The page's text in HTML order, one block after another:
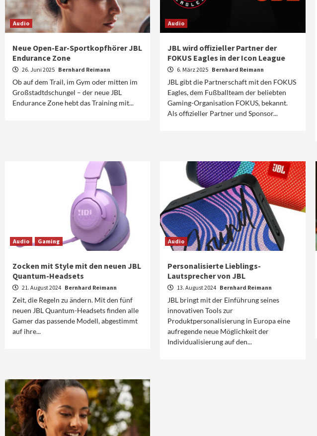
Audio
Neue Open-Ear-Sportkopfhörer JBL
Endurance Zone
26. Juni 2025 Bernhard Reimann
Ob auf dem Trail, im Gym oder mitten im
Großstadtdschungel – der neue JBL
Endurance Zone hebt das Training mit...
Audio
JBL wird offizieller Partner der
FOKUS Eagles in der Icon League
6. März 2025 Bernhard Reimann
JBL gibt die Partnerschaft mit den FOKUS
Eagles, dem Fußballteam der beliebten
Gaming-Organisation FOKUS, bekannt.
Als offizieller Partner und Sponsor...
Audio Gaming
Zocken mit Style mit den neuen JBL
Quantum-Headsets
21. August 2024 Bernhard Reimann
Zeit, die Regeln zu ändern. Mit den fünf
neuen JBL Quantum-Headsets finden alle
Gamer das passende Modell, abgestimmt
auf ihre...
Audio
Personalisierte Lieblings-
Lautsprecher von JBL
13. August 2024 Bernhard Reimann
JBL bringt mit der Einführung seines
innovativen Tools zur
Produktpersonalisierung in Europa eine
aufregende neue Möglichkeit der
Individualisierung auf den...